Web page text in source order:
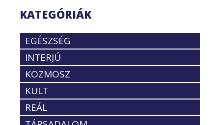
KATEGÓRIÁK
EGÉSZSÉG
INTERJÚ
KOZMOSZ
KULT
REÁL